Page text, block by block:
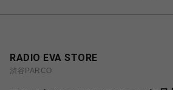
RADIO EVA STORE
渋谷PARCO